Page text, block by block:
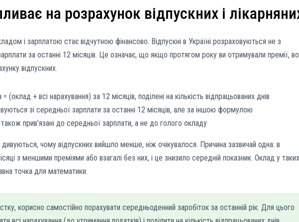
на розрахунок відпускних і
і зарплатою стає відчутною фінансово. Відпускні в Україні розраховуються не з
за останні 12 місяців. Це означає, що якщо протягом року ви отримували премії,
відпускних.
(оклад + всі нарахування) за 12 місяців, поділені на кількість відпрацьованих днів
зі середньої зарплати за останні 12 місяців, але за іншою формулою
прив’язані до середньої зарплати, а не до голого окладу
чому відпускних вийшло менше, ніж очікувалося. Причина зазвичай одна: в
з меншими преміями або взагалі без них, і це знизило середній показник. Оклад у таких
точка для математики.
корисно самостійно порахувати середньоденний заробіток за останній рік. Для цього